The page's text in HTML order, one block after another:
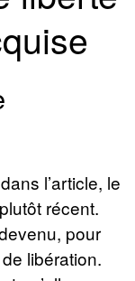
l’article, le
récent.
pour
libération.